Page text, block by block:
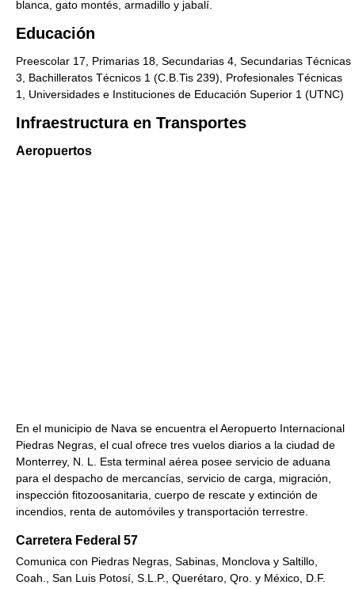
blanca, gato montés, armadillo y jabalí.
Educación
Preescolar 17, Primarias 18, Secundarias 4, Secundarias Técnicas
3, Bachilleratos Técnicos 1 (C.B.Tis 239), Profesionales Técnicas
1, Universidades e Instituciones de Educación Superior 1 (UTNC)
Infraestructura en Transportes
Aeropuertos
En el municipio de Nava se encuentra el Aeropuerto Internacional
Piedras Negras, el cual ofrece tres vuelos diarios a la ciudad de
Monterrey, N. L. Esta terminal aérea posee servicio de aduana
para el despacho de mercancías, servicio de carga, migración,
inspección fitozoosanitaria, cuerpo de rescate y extinción de
incendios, renta de automóviles y transportación terrestre.
Carretera Federal 57
Comunica con Piedras Negras, Sabinas, Monclova y Saltillo,
Coah., San Luis Potosí, S.L.P., Querétaro, Qro. y México, D.F.